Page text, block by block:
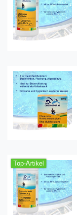
Top-Artikel